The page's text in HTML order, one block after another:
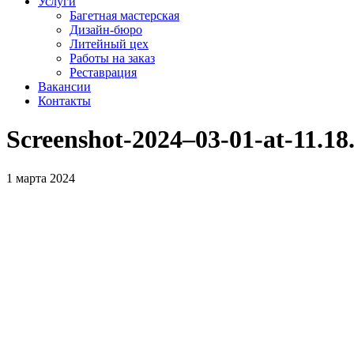
Багетная мастерская
Дизайн-бюро
Литейный цех
Работы на заказ
Реставрация
Вакансии
Контакты
Screenshot-2024–03-01-at-
1 марта 2024